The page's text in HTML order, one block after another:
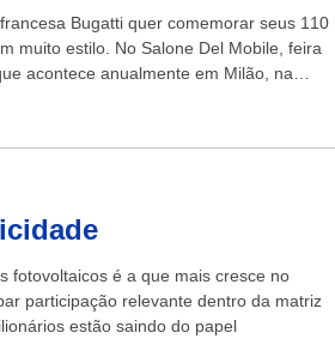
Bugatti quer comemorar seus 110
muito estilo. No Salone Del Mobile, feira
acontece anualmente em Milão, na
fotovoltaicos é a que mais cresce no
participação relevante dentro da matriz
estão saindo do papel